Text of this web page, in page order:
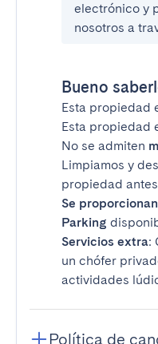
electrónico y
nosotros a
Bueno
Esta propiedad
Esta propiedad
No se admiten
Limpiamos y
propiedad
Se
Parking
Servicios extra:
un chófer
actividades
Política de